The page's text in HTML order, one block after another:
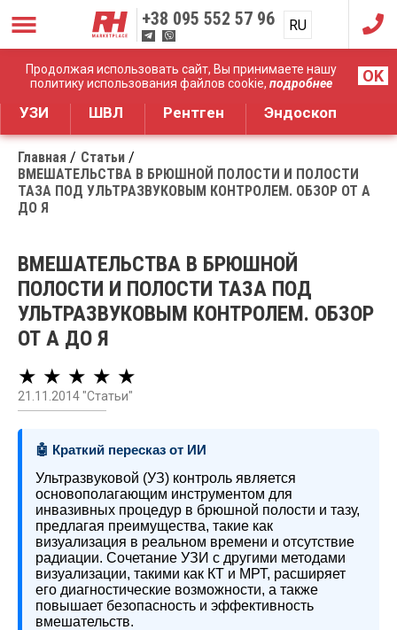
Продолжая использовать сайт, Вы принимаете нашу
политику использования файлов cookie, подробнее OK
+38 095 552 57 96 RU
UA
Дистрибуция медицинского оборудования
УЗИ ШВЛ Рентген Эндоскоп
Главная
Статьи
ВМЕШАТЕЛЬСТВА В БРЮШНОЙ ПОЛОСТИ И ПОЛОСТИ
ТАЗА ПОД УЛЬТРАЗВУКОВЫМ КОНТРОЛЕМ. ОБЗОР ОТ А
ДО Я
ВМЕШАТЕЛЬСТВА В БРЮШНОЙ
ПОЛОСТИ И ПОЛОСТИ ТАЗА ПОД
УЛЬТРАЗВУКОВЫМ КОНТРОЛЕМ. ОБЗОР
ОТ А ДО Я
★ ★ ★ ★ ★
21.11.2014 "Статьи"
🤖 Краткий пересказ от ИИ
Ультразвуковой (УЗ) контроль является
основополагающим инструментом для
инвазивных процедур в брюшной полости и тазу,
предлагая преимущества, такие как
визуализация в реальном времени и отсутствие
радиации. Сочетание УЗИ с другими методами
визуализации, такими как КТ и МРТ, расширяет
его диагностические возможности, а также
повышает безопасность и эффективность
вмешательств.